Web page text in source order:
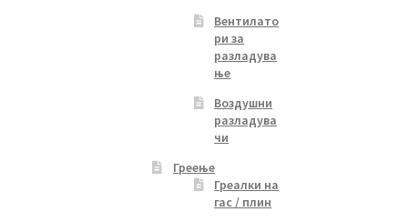
Вентилато
ри за
разладува
ње
Воздушни
разладува
чи
Греење
Греалки на
гас / плин